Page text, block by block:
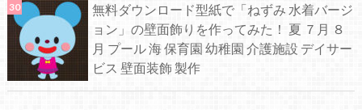
無料ダウンロード型紙で「ねずみ 水着バージ
ョン」の壁面飾りを作ってみた！ 夏 ７月 ８
月 プール 海 保育園 幼稚園 介護施設 デイサー
ビス 壁面装飾 製作